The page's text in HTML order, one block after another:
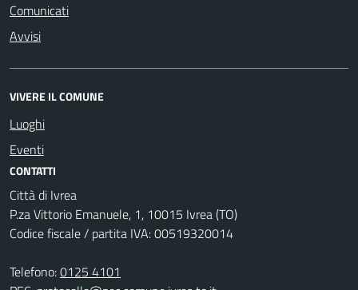
Comunicati
Avvisi
VIVERE IL COMUNE
Luoghi
Eventi
CONTATTI
Città di Ivrea
P.za Vittorio Emanuele, 1, 10015 Ivrea (TO)
Codice fiscale / partita IVA: 00519320014
Telefono:0125 4101